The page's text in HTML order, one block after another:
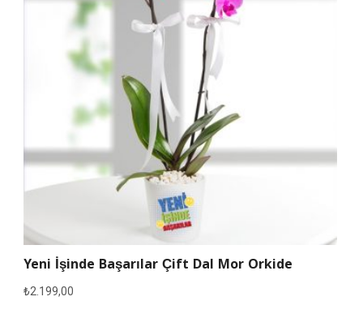
Yeni İşinde Başarılar Çift Dal Mor Orkide
₺2.199,00